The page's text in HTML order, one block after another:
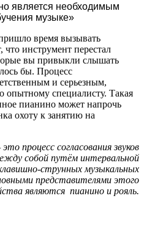
является необходимым
музыке»
время вызывать
инструмент перестал
вы привыкли слышать
бы. Процесс
и серьезным,
опытному специалисту. Такая
пианино может напрочь
охоту к занятию на
процесс согласования звуков
собой путём интервальной
струнных музыкальных
представителями этого
являются пианино и рояль.